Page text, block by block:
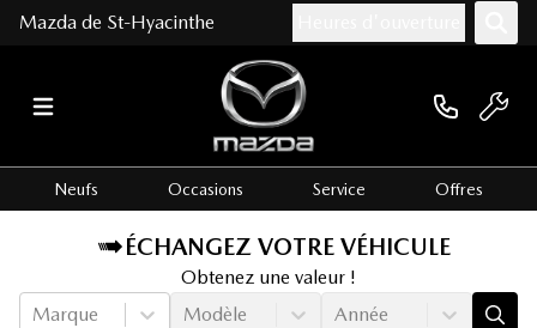
Mazda de St-Hyacinthe
Neufs Occasions Service Offres
ÉCHANGEZ VOTRE VÉHICULE
Obtenez une valeur !
Marque
Modèle Année